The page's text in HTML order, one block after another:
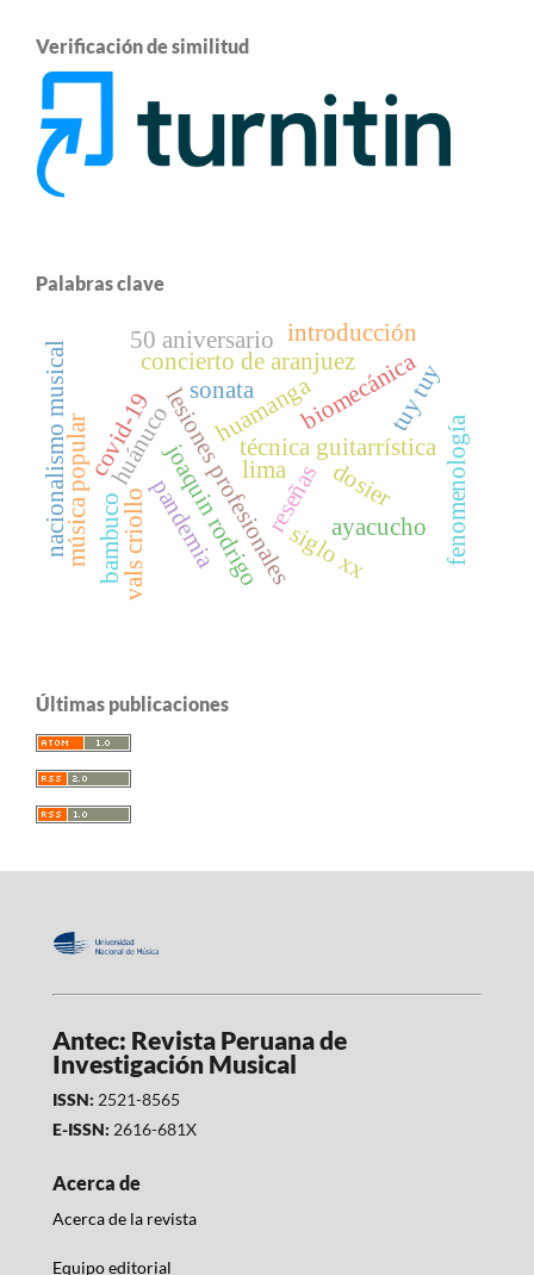
Verificación de similitud
Palabras clave
biomecánica
lesiones profesionalestécnica guitarrística
concierto de aranjuez
joaquin rodrigo
tuy tuy
huánuco
reseñas
50 aniversario
ayacucho
huamanga
pandemia
covid-19 fenomenología
vals criollo
música popular lima
siglo xx
introducción
dosier
bambuco
nacionalismo musical sonata
Últimas publicaciones
Antec: Revista Peruana de
Investigación Musical
ISSN: 2521-8565
E-ISSN: 2616-681X
Acerca de
Acerca de la revista
Equipo editorial